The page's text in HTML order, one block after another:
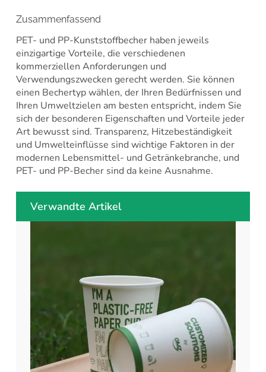
Zusammenfassend
PET- und PP-Kunststoffbecher haben jeweils
einzigartige Vorteile, die verschiedenen
kommerziellen Anforderungen und
Verwendungszwecken gerecht werden. Sie können
einen Bechertyp wählen, der Ihren Bedürfnissen und
Ihren Umweltzielen am besten entspricht, indem Sie
sich der besonderen Eigenschaften und Vorteile jeder
Art bewusst sind. Transparenz, Hitzebeständigkeit
und Umwelteinflüsse sind wichtige Faktoren in der
modernen Lebensmittel- und Getränkebranche, und
PET- und PP-Becher sind da keine Ausnahme.
Verwandte Artikel